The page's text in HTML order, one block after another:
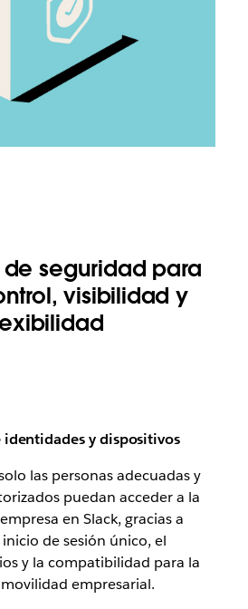
de seguridad para
visibilidad y
y dispositivos
las personas adecuadas y
puedan acceder a la
en Slack, gracias a
de sesión único, el
y la compatibilidad para la
empresarial.